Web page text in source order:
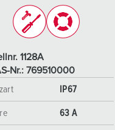
1128A
Nr.: 769510000
IP67
63 A